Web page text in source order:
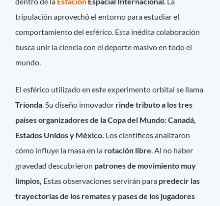
tripulación aprovechó el entorno para estudiar el
comportamiento del esférico. Esta inédita colaboración
busca unir la ciencia con el deporte masivo en todo el
mundo.
El esférico utilizado en este experimento orbital se llama
Trionda. Su diseño innovador rinde tributo a los tres
países organizadores de la Copa del Mundo:Canadá,
Estados Unidos y México. Los científicos analizaron
cómo influye la masa en la rotación libre. Al no haber
gravedad descubrieron patrones de movimiento muy
limpios, Estas observaciones servirán para predecir las
trayectorias de los remates y pases de los jugadores